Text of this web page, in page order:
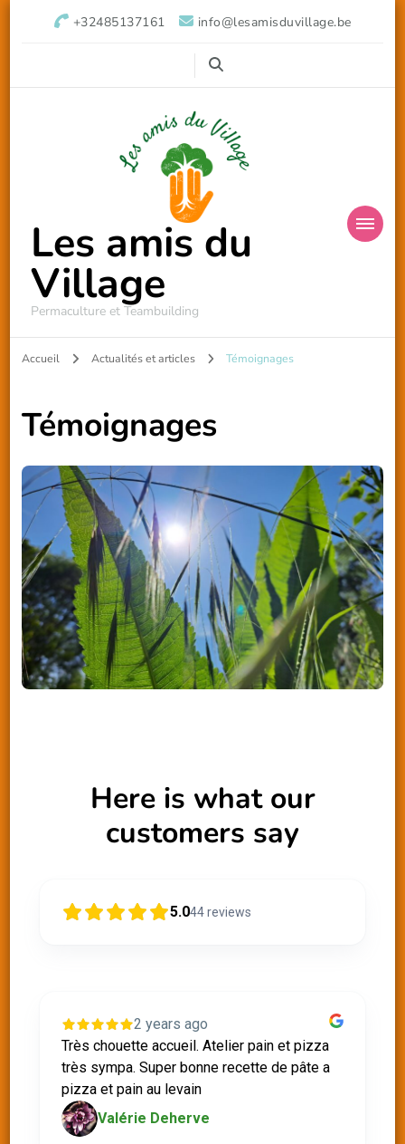
+32485137161 info@lesamisduvillage.be
Les amis du
Village
Permaculture et Teambuilding
Accueil Actualités et articles Témoignages
Témoignages
Here is what our
customers say
5.044reviews
2 years ago
Très chouette accueil. Atelier pain et pizza
très sympa. Super bonne recette de pâte a
pizza et pain au levain
Valérie Deherve